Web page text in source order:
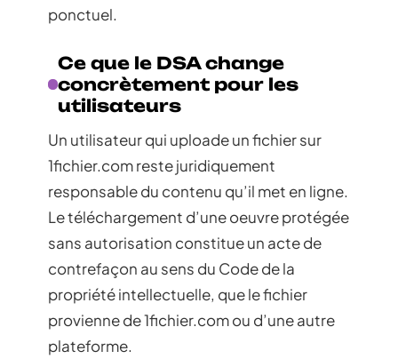
ponctuel.
Ce que le DSA change
concrètement pour les
utilisateurs
Un utilisateur qui uploade un fichier sur
1fichier.com reste juridiquement
responsable du contenu qu’il met en ligne.
Le téléchargement d’une oeuvre protégée
sans autorisation constitue un acte de
contrefaçon au sens du Code de la
propriété intellectuelle, que le fichier
provienne de 1fichier.com ou d’une autre
plateforme.